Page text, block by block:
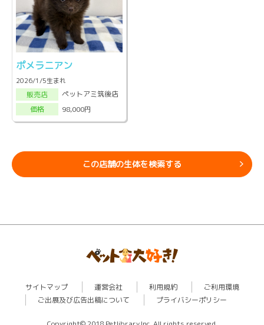
ポメラニアン
2026/1/5生まれ
販売店
ペットアミ筑後店
価格
98,000円
この店舗の生体を検索する
サイトマップ 運営会社 利用規約
ご利用環境
ご出展及び広告出稿について
プライバシーポリシー